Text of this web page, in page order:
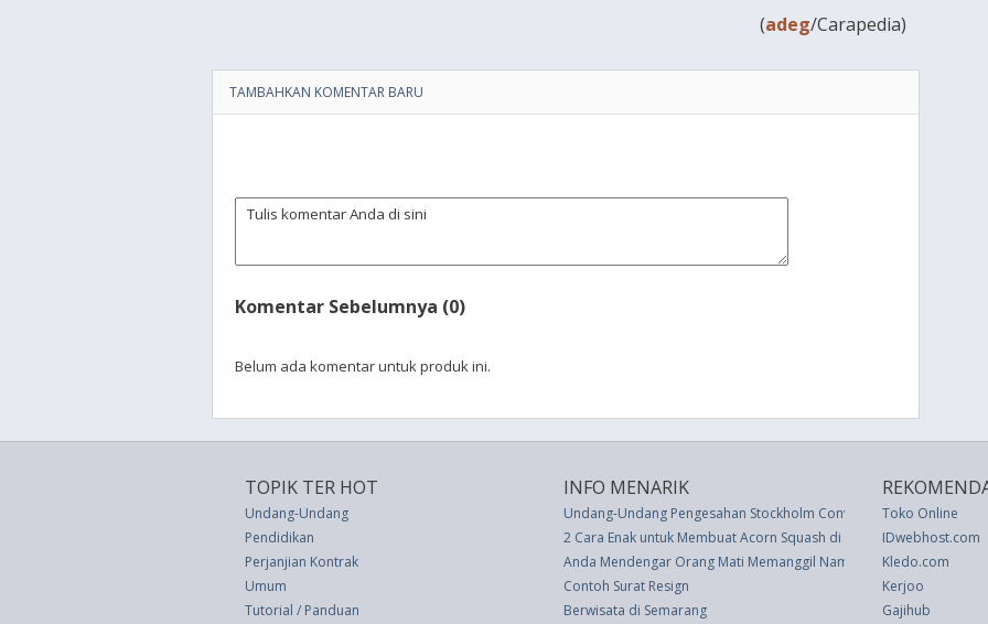
(adeg/Carapedia)
TAMBAHKAN KOMENTAR BARU
Komentar Sebelumnya (0)
Belum ada komentar untuk produk ini.
TOPIK TER HOT
Undang-Undang
Pendidikan
Perjanjian Kontrak
Umum
Tutorial / Panduan
INFO MENARIK
Undang-Undang Pengesahan Stockholm Convention On Persistent
2 Cara Enak untuk Membuat Acorn Squash di dalam Oven
Anda Mendengar Orang Mati Memanggil Nama Anda di dalam
Contoh Surat Resign
Berwisata di Semarang
Toko Online
IDwebhost.com
Kledo.com
Kerjoo
Gajihub